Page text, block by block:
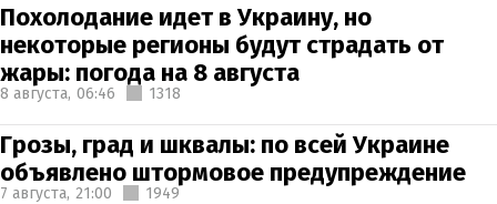
Похолодание идет в Украину, но
некоторые регионы будут страдать от
жары: погода на 8 августа
8 августа, 06:46 1318
Грозы, град и шквалы: по всей Украине
объявлено штормовое предупреждение
7 августа, 21:00 1949